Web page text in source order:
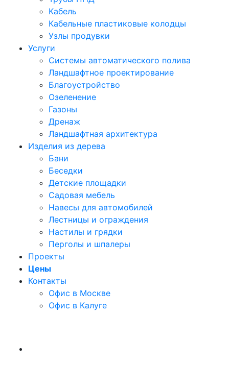
Кабель
Кабельные пластиковые колодцы
Узлы продувки
Услуги
Системы автоматического полива
Ландшафтное проектирование
Благоустройство
Озеленение
Газоны
Дренаж
Ландшафтная архитектура
Изделия из дерева
Бани
Беседки
Детские площадки
Садовая мебель
Навесы для автомобилей
Лестницы и ограждения
Настилы и грядки
Перголы и шпалеры
Проекты
Цены
Контакты
Офис в Москве
Офис в Калуге